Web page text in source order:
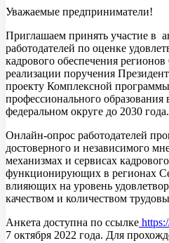
Уважаемые предприниматели!
Приглашаем принять участие в
работодателей по оценке
кадрового обеспечения
реализации поручения
проекту Комплексной программы
профессионального образования
федеральном округе до 2030 года.
Онлайн-опрос работодателей
достоверного и независимого
механизмах и сервисах
функционирующих в регионах
влияющих на уровень
качеством и количеством
Анкета доступна по ссылке
7 октября 2022 года. Для